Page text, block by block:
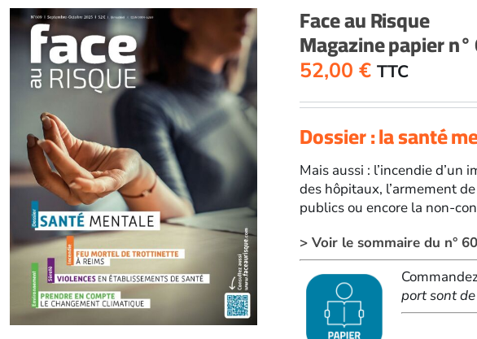
Face au Risque
Magazine papier
52,00€ TTC
Dossier : la santé
Mais aussi : l’incendie
des hôpitaux, l’armement
publics ou encore la non-
> Voir le sommaire du n°
port sont